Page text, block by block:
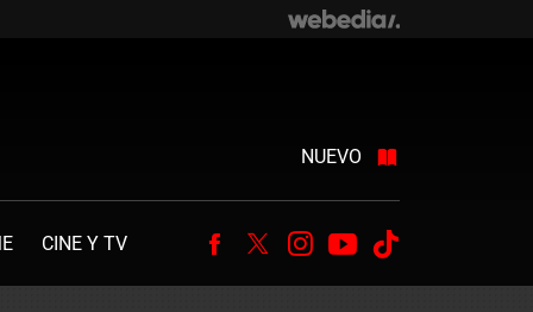
NUEVO
CINE Y TV Facebook
TwitterInstagram
Youtube